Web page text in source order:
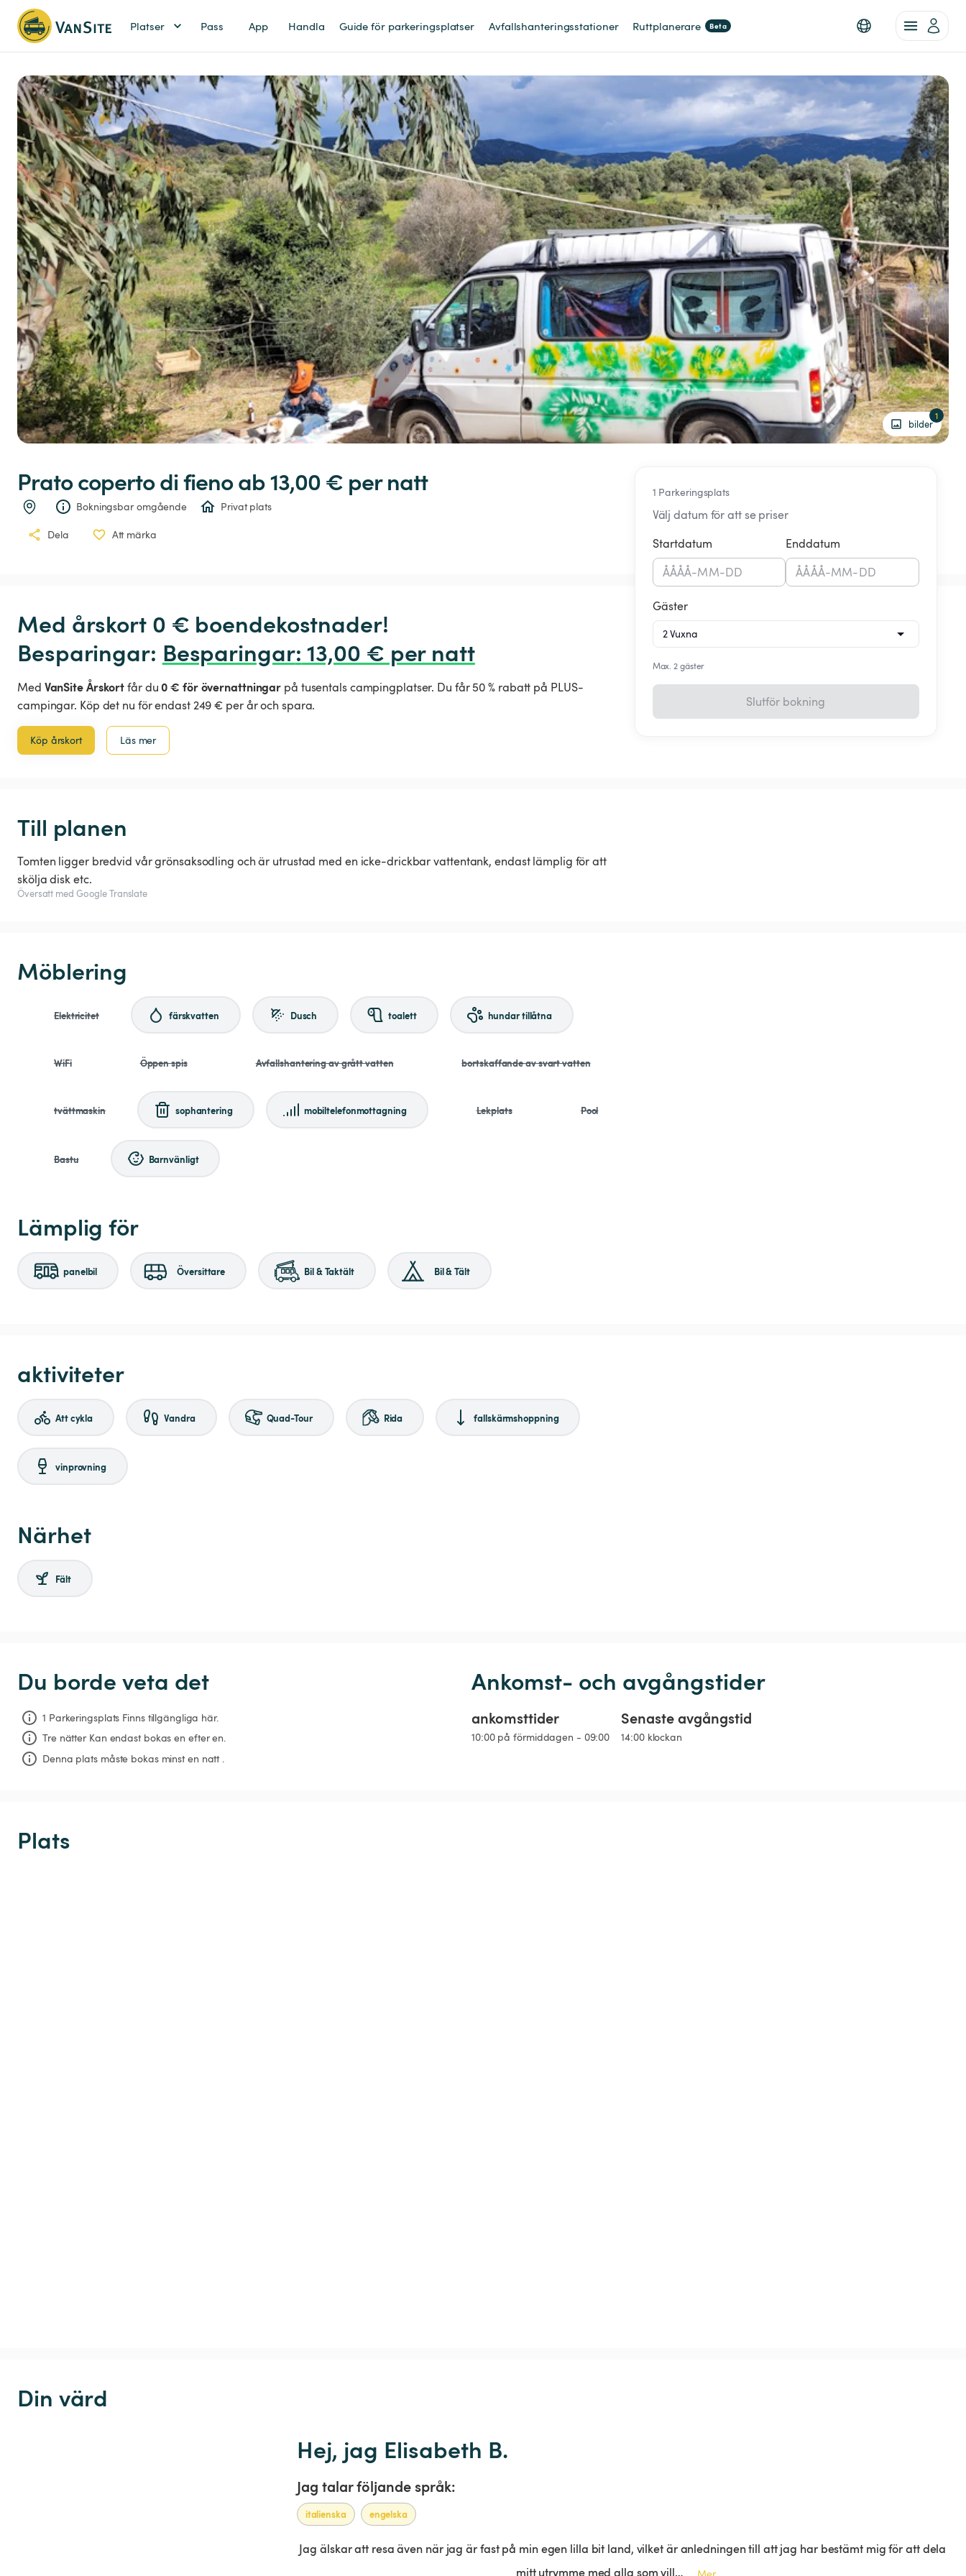
Platser Pass App Handla Guide för parkeringsplatser Avfallshanteringsstationer Ruttplanerare Beta
bilder
1
Pratocopertodifieno ab 13,00 € per natt
Bokningsbar omgående Privat plats
Dela Att märka
1 Parkeringsplats
Välj datum för att se priser
Startdatum
ÅÅÅÅ-MM-DD
Enddatum
ÅÅÅÅ-MM-DD
Gäster
Max. 2 gäster
Slutför bokning
Med årskort 0 € boendekostnader!
Besparingar: Besparingar: 13,00 € per natt
Med VanSite Årskortfår du0 € för övernattningar på tusentals campingplatser. Du får 50 % rabatt på PLUS-
campingar. Köp det nu för endast 249 € per år och spara.
Köp årskort Läs mer
Till planen
Tomten ligger bredvid vår grönsaksodling och är utrustad med en icke-drickbar vattentank, endast lämplig för att
skölja disk etc.
Översatt med Google Translate
Möblering
Elektricitet färskvatten Dusch toalett hundar tillåtna
WiFi Öppen spis Avfallshantering av grått vatten bortskaffande av svart vatten
tvättmaskin sophantering mobiltelefonmottagning Lekplats Pool
Bastu Barnvänligt
Lämplig för
panelbil Översittare Bil & Taktält Bil & Tält
aktiviteter
Att cykla Vandra Quad-Tour Rida fallskärmshoppning
vinprovning
Närhet
Fält
Du borde veta det
1 Parkeringsplats Finns tillgängliga här.
Tre nätter Kan endast bokas en efter en.
Denna plats måste bokas minst en natt .
Ankomst- och avgångstider
ankomsttider
10:00 på förmiddagen - 09:00
Senaste avgångstid
14:00 klockan
Plats
Din värd
Hej, jag Elisabeth B.
Jag talar följande språk:
italienska engelska
Jag älskar att resa även när jag är fast på min egen lilla bit land, vilket är anledningen till att jag har bestämt mig för att dela
mitt utrymme med alla som vill…
Mer